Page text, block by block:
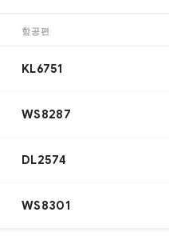
항공편
KL6751
WS8287
DL2574
WS8301